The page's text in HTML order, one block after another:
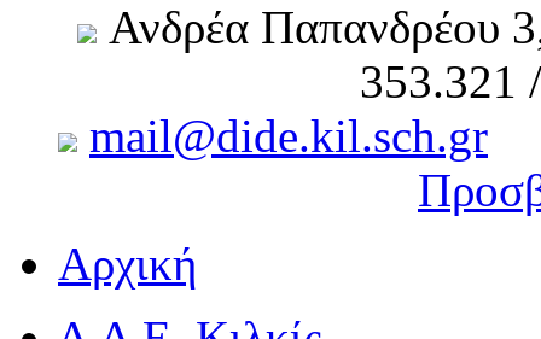
Ανδρέα Παπανδρέου
353.321
mail@dide.kil.sch.gr
Αρχική